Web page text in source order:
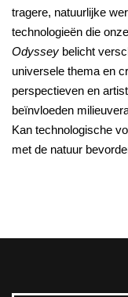
tragere, natuurlijke
technologieën die
Odyssey belicht
universele thema en
perspectieven en
beïnvloeden
Kan technologische
met de natuur